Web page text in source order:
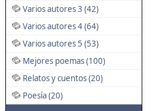
Varios autores 3 (42)
Varios autores 4 (64)
Varios autores 5 (53)
Mejores poemas (100)
Relatos y cuentos (20)
Poesía (20)